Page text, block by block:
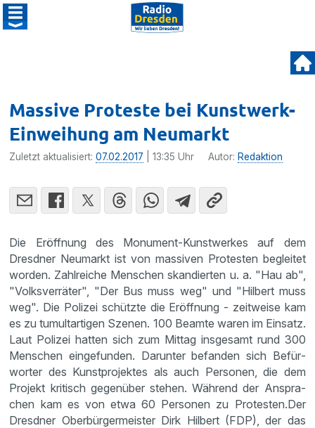
Massive Proteste bei Kunstwerk-
Einweihung am Neumarkt
Zuletzt aktualisiert:07.02.2017 | 13:35 Uhr Autor: Redaktion
Die Eröff­nung des Monument-Kunst­werkes auf dem
Dresdner Neumarkt ist von massiven Protesten begleitet
worden. Zahlreiche Menschen skandierten u. a. "Hau ab",
"Volks­ver­räter", "Der Bus muss weg" und "Hilbert muss
weg". Die Polizei schützte die Eröff­nung - zeitweise kam
es zu tumult­ar­tigen Szenen. 100 Beamte waren im Einsatz.
Laut Polizei hatten sich zum Mittag insge­samt rund 300
Menschen einge­funden. Darunter befanden sich Befür­
worter des Kunst­pro­jektes als auch Personen, die dem
Projekt kritisch gegen­über stehen. Während der Anspra­
chen kam es von etwa 60 Personen zu Protesten.Der
Dresdner Oberbür­ger­meister Dirk Hilbert (FDP), der das